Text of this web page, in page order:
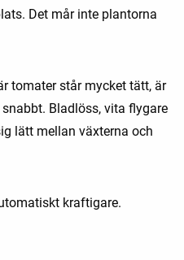
Det mår inte plantorna
tomater står mycket tätt, är
Bladlöss, vita flygare
lätt mellan växterna och
kraftigare.